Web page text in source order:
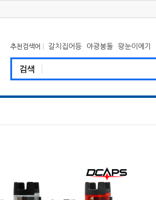
추천검색어 갈치집어등 야광봉돌 왕눈이에기